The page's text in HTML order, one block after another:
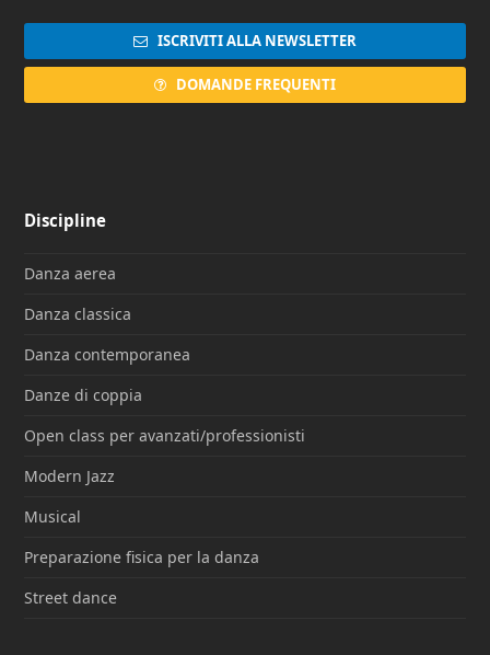
ISCRIVITI ALLA NEWSLETTER
DOMANDE FREQUENTI
Discipline
Danza aerea
Danza classica
Danza contemporanea
Danze di coppia
Open class per avanzati/professionisti
Modern Jazz
Musical
Preparazione fisica per la danza
Street dance